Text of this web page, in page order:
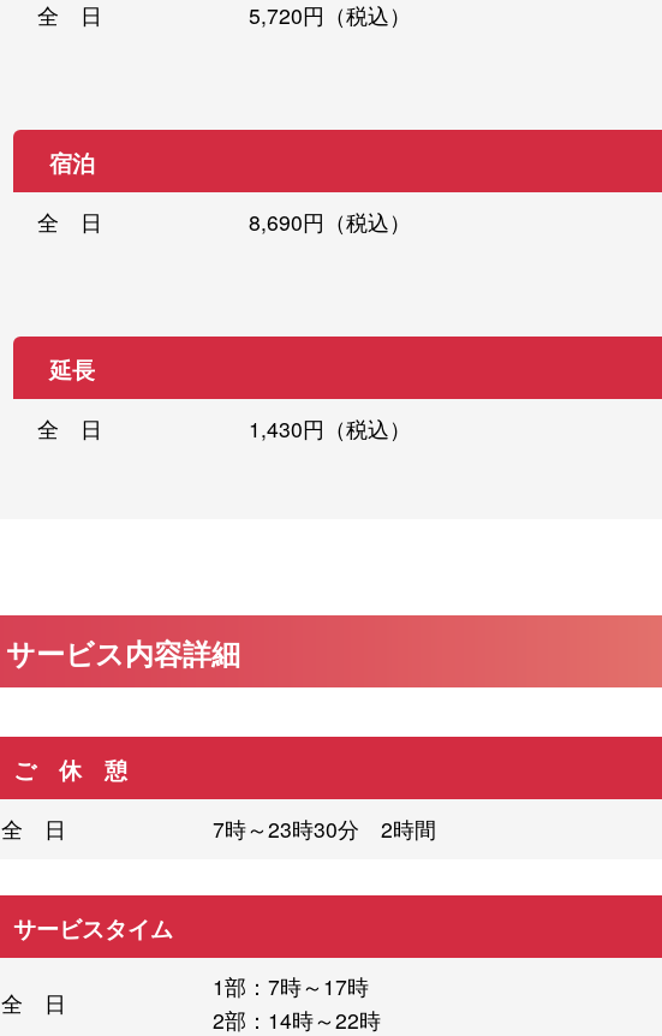
全 日 5,720円（税込）
宿泊
全 日 8,690円（税込）
延長
全 日 1,430円（税込）
サービス内容詳細
ご 休 憩
全 日 7時～23時30分 2時間
サービスタイム
全 日
1部：7時～17時
2部：14時～22時